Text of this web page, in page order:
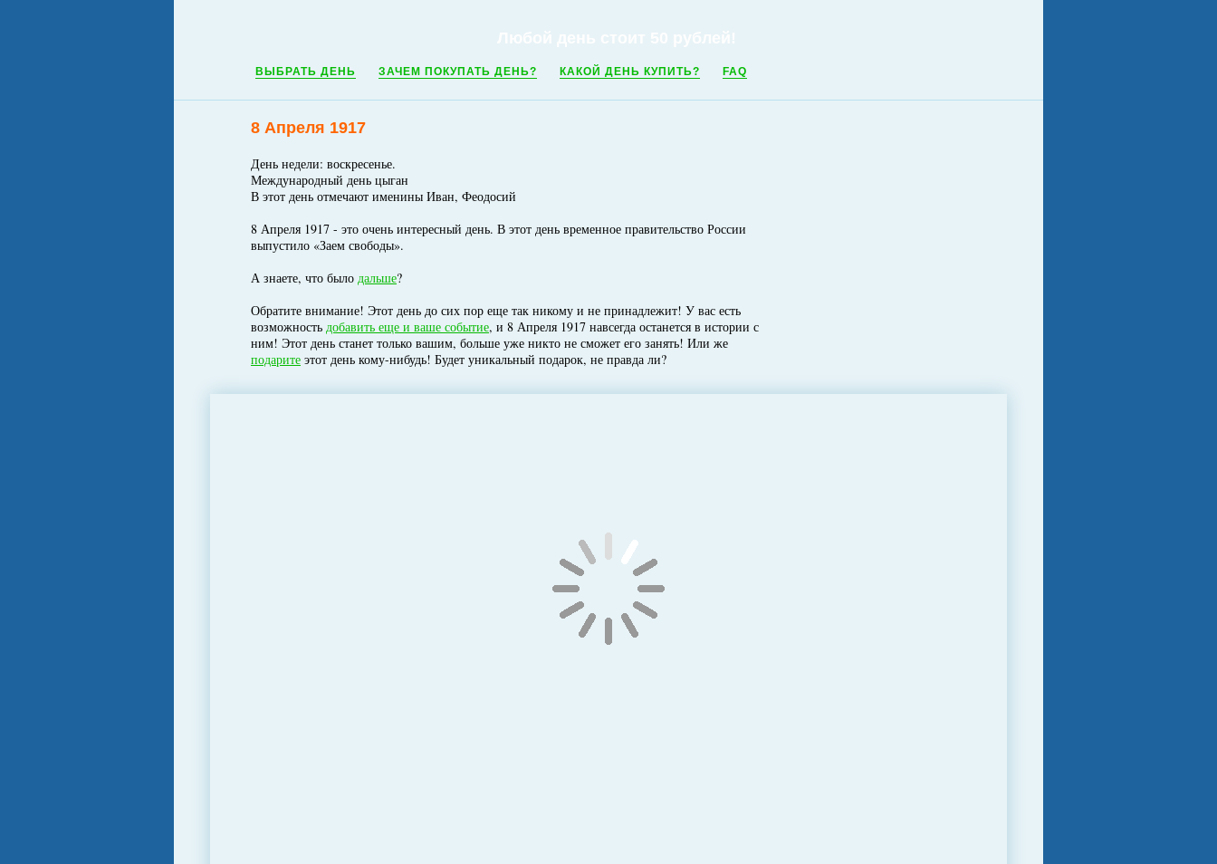
ВЫБРАТЬ ДЕНЬ ЗАЧЕМ ПОКУПАТЬ ДЕНЬ? КАКОЙ ДЕНЬ КУПИТЬ? FAQ
8 Апреля 1917
День недели: воскресенье.
Международный день цыган
В этот день отмечают именины Иван, Феодосий
8 Апреля 1917 - это очень интересный день. В этот день временное правительство России
выпустило «Заем свободы».
А знаете, что было дальше?
Обратите внимание! Этот день до сих пор еще так никому и не принадлежит! У вас есть
возможность добавить еще и ваше событие, и 8 Апреля 1917 навсегда останется в истории с
ним! Этот день станет только вашим, больше уже никто не сможет его занять! Или же
подарите этот день кому-нибудь! Будет уникальный подарок, не правда ли?